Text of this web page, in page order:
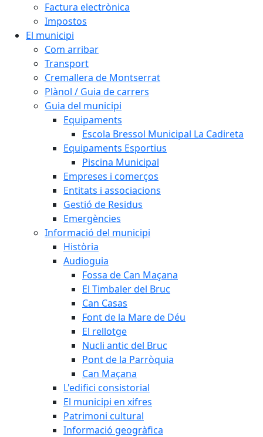
Factura electrònica
Impostos
El municipi
Com arribar
Transport
Cremallera de Montserrat
Plànol / Guia de carrers
Guia del municipi
Equipaments
Escola Bressol Municipal La Cadireta
Equipaments Esportius
Piscina Municipal
Empreses i comerços
Entitats i associacions
Gestió de Residus
Emergències
Informació del municipi
Història
Audioguia
Fossa de Can Maçana
El Timbaler del Bruc
Can Casas
Font de la Mare de Déu
El rellotge
Nucli antic del Bruc
Pont de la Parròquia
Can Maçana
L'edifici consistorial
El municipi en xifres
Patrimoni cultural
Informació geogràfica